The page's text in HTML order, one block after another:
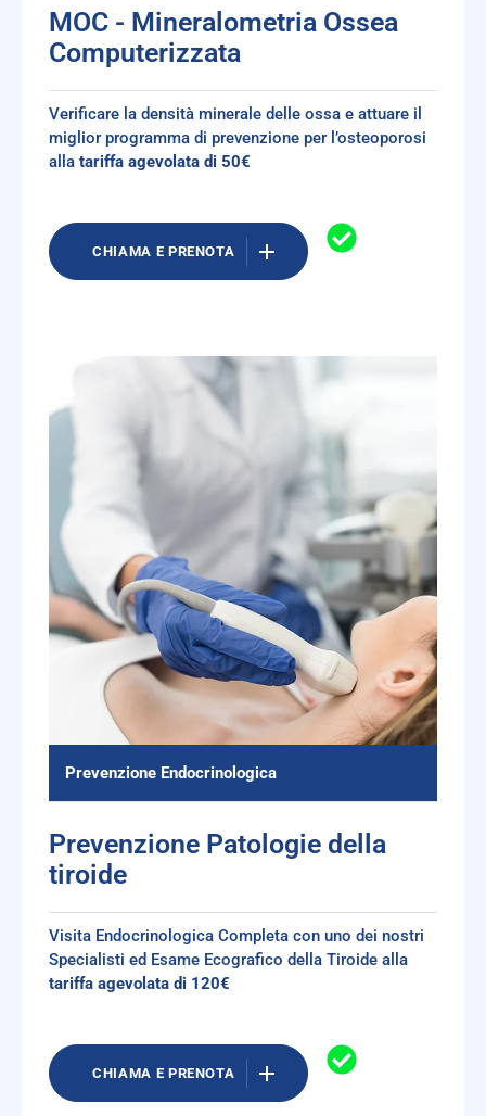
MOC - Mineralometria Ossea
Computerizzata
Verificare la densità minerale delle ossa e attuare il
miglior programma di prevenzione per l’osteoporosi
alla tariffa agevolata di 50€
CHIAMA E PRENOTA
Prevenzione Endocrinologica
Prevenzione Patologie della
tiroide
Visita Endocrinologica Completa con uno dei nostri
Specialisti ed Esame Ecografico della Tiroide alla
tariffa agevolata di 120€
CHIAMA E PRENOTA